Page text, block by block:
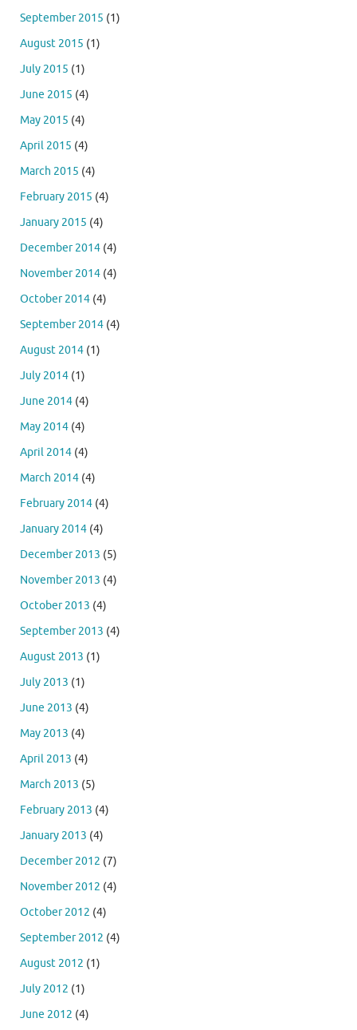
September 2015 (1)
August 2015 (1)
July 2015 (1)
June 2015 (4)
May 2015 (4)
April 2015 (4)
March 2015 (4)
February 2015 (4)
January 2015 (4)
December 2014 (4)
November 2014 (4)
October 2014 (4)
September 2014 (4)
August 2014 (1)
July 2014 (1)
June 2014 (4)
May 2014 (4)
April 2014 (4)
March 2014 (4)
February 2014 (4)
January 2014 (4)
December 2013 (5)
November 2013 (4)
October 2013 (4)
September 2013 (4)
August 2013 (1)
July 2013 (1)
June 2013 (4)
May 2013 (4)
April 2013 (4)
March 2013 (5)
February 2013 (4)
January 2013 (4)
December 2012 (7)
November 2012 (4)
October 2012 (4)
September 2012 (4)
August 2012 (1)
July 2012 (1)
June 2012 (4)